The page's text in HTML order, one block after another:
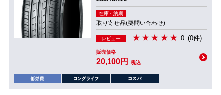
在庫・納期
取り寄せ品(要問い合わせ)
レビュー 0 (0件)
販売価格
20,100円 税込